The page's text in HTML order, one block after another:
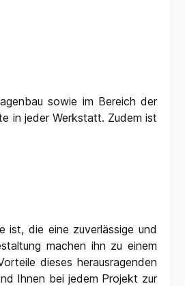
sowie im Bereich der
in jeder Werkstatt. Zudem ist
ist, die eine zuverlässige und
machen ihn zu einem
dieses herausragenden
Ihnen bei jedem Projekt zur